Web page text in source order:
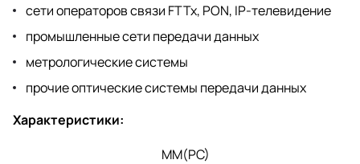
сети операторов связи FTTx, PON, IP-телевидение
промышленные сети передачи данных
метрологические системы
прочие оптические системы передачи данных
Характериcтики:
MM(PC)